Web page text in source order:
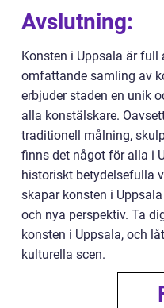
Avslutning:
Konsten i Uppsala är
omfattande samling av
erbjuder staden en unik
alla konstälskare.
traditionell målning,
finns det något för alla i
historiskt betydelsefulla
skapar konsten i
och nya perspektiv. Ta
konsten i Uppsala, och
kulturella scen.